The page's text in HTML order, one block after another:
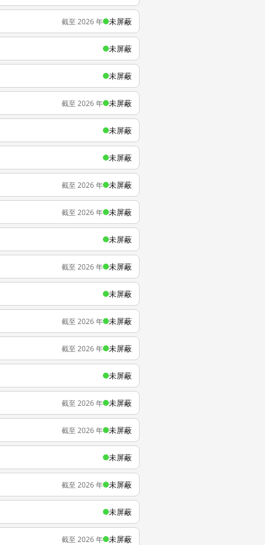
截至 2026 年 未屏蔽
未屏蔽
未屏蔽
截至 2026 年 未屏蔽
未屏蔽
未屏蔽
截至 2026 年 未屏蔽
截至 2026 年 未屏蔽
未屏蔽
截至 2026 年 未屏蔽
未屏蔽
截至 2026 年 未屏蔽
截至 2026 年 未屏蔽
未屏蔽
截至 2026 年 未屏蔽
截至 2026 年 未屏蔽
未屏蔽
截至 2026 年 未屏蔽
未屏蔽
截至 2026 年 未屏蔽